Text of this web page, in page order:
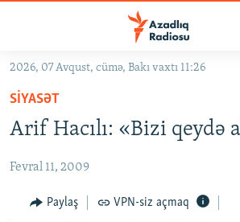
Əsas
qayıt
Əsas
qayıt
GÜNDƏM
#İZAHLA
#ƏSLINDƏ
FƏRQƏ BAX
2026, 07 Avqust, cümə, Bakı vaxtı 11:26
SIYASƏT
Arif Hacılı: «Bizi qeydə
Fevral 11, 2009
Paylaş VPN-siz açmaq